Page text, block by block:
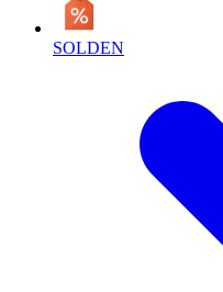
SOLDEN